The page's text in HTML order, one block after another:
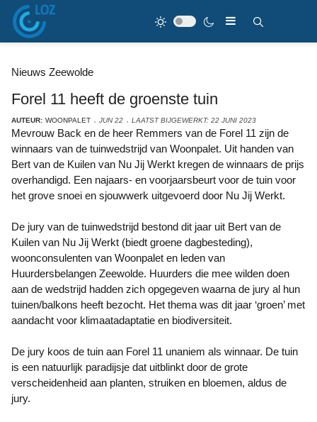
Nieuws Zeewolde
Forel 11 heeft de groenste tuin
AUTEUR: WOONPALET JUN 22 LAATST BIJGEWERKT: 22 JUNI 2023
Mevrouw Back en de heer Remmers van de Forel 11 zijn de
winnaars van de tuinwedstrijd van Woonpalet. Uit handen van
Bert van de Kuilen van Nu Jij Werkt kregen de winnaars de prijs
overhandigd. Een najaars- en voorjaarsbeurt voor de tuin voor
het grove snoei en sjouwwerk uitgevoerd door Nu Jij Werkt.
De jury van de tuinwedstrijd bestond dit jaar uit Bert van de
Kuilen van Nu Jij Werkt (biedt groene dagbesteding),
woonconsulenten van Woonpalet en leden van
Huurdersbelangen Zeewolde. Huurders die mee wilden doen
aan de wedstrijd hadden zich opgegeven waarna de jury al hun
tuinen/balkons heeft bezocht. Het thema was dit jaar ‘groen’ met
aandacht voor klimaatadaptatie en biodiversiteit.
De jury koos de tuin aan Forel 11 unaniem als winnaar. De tuin
is een natuurlijk paradijsje dat uitblinkt door de grote
verscheidenheid aan planten, struiken en bloemen, aldus de
jury.